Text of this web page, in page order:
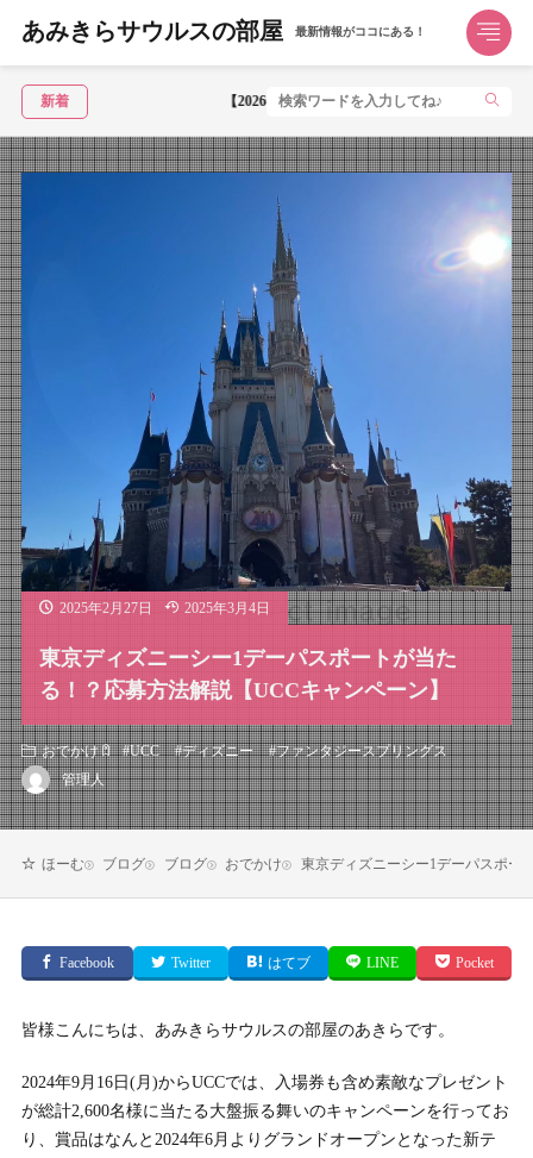
あみきらサウルスの部屋 最新情報がココにある！
新着 【2026年5月】JR東日本「トクだ値スペシャル28」で東京→函館が
2025年2月27日 2025年3月4日
東京ディズニーシー1デーパスポートが当た
る！？応募方法解説【UCCキャンペーン】
おでかけ #UCC #ディズニー #ファンタジースプリングス
管理人
ほーむ ブログ ブログ おでかけ 東京ディズニーシー1デーパスポー
Facebook Twitter はてブ LINE Pocket
皆様こんにちは、あみきらサウルスの部屋のあきらです。
2024年9月16日(月)からUCCでは、入場券も含め素敵なプレゼント
が総計2,600名様に当たる大盤振る舞いのキャンペーンを行ってお
り、賞品はなんと2024年6月よりグランドオープンとなった新テ